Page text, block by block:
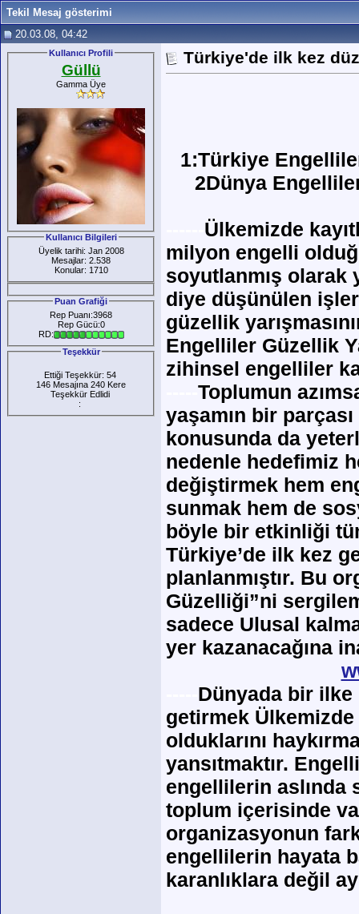
Tekil Mesaj gösterimi
20.03.08, 04:42
Kullanıcı Profili
Güllü
Gamma Üye
Kullanıcı Bilgileri
Üyelik tarihi: Jan 2008
Mesajlar: 2.538
Konular: 1710
Puan Grafiği
Rep Puanı:3968
Rep Gücü:0
RD:
Teşekkür
Ettiği Teşekkür: 54
146 Mesajına 240 Kere
Teşekkür Edlidi
:
Türkiye'de ilk kez
1:Türkiye
2Dünya
Ülkemizde
milyon engelli
soyutlanmış olarak
diye düşünülen
güzellik
Engelliler Güzellik
zihinsel engelliler
Toplumun
yaşamın bir
konusunda da
nedenle hedefimiz
değiştirmek hem
sunmak hem de
böyle bir etkinliği
Türkiye’de ilk kez
planlanmıştır. Bu
Güzelliği”ni
sadece Ulusal
yer kazanacağına
Dünyada bir ilke
getirmek
olduklarını
yansıtmaktır.
engellilerin aslında
toplum içerisinde
organizasyonun
engellilerin hayata
karanlıklara değil